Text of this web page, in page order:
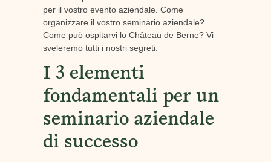
per il vostro evento aziendale. Come
organizzare il vostro seminario aziendale?
Come può ospitarvi lo Château de Berne? Vi
sveleremo tutti i nostri segreti.
I 3 elementi
fondamentali per un
seminario aziendale
di successo